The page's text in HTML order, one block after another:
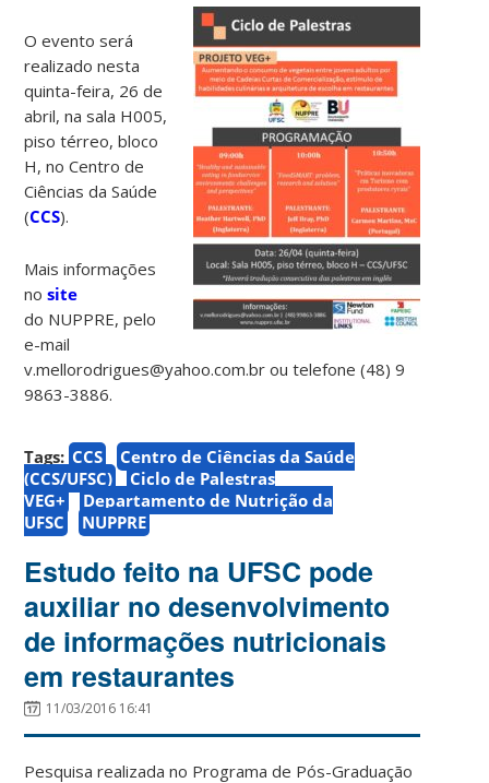
O evento será
realizado nesta
quinta-feira, 26 de
abril, na sala H005,
piso térreo, bloco
H, no Centro de
Ciências da Saúde
(CCS).
Mais informações
nosite
do NUPPRE, pelo
e-mail
v.mellorodrigues@yahoo.com.br ou telefone (48) 9
9863-3886.
Tags: CCS
Centro de Ciências da Saúde
(CCS/UFSC)
Ciclo de Palestras
VEG+
Departamento de Nutrição da
UFSC
NUPPRE
Estudo feito na UFSC pode
auxiliar no desenvolvimento
de informações nutricionais
em restaurantes
11/03/2016 16:41
Pesquisa realizada no Programa de Pós-Graduação